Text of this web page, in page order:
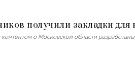
получили закладки для
контентом о Московской области